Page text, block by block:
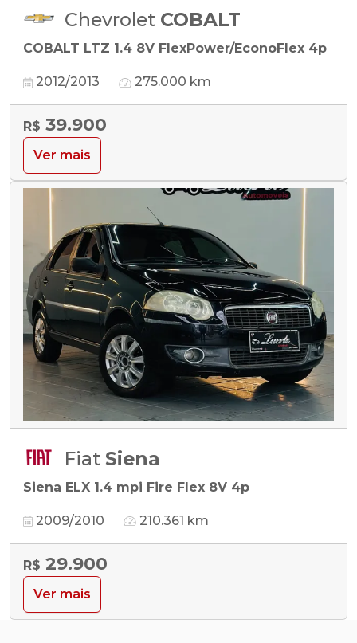
Chevrolet COBALT
COBALT LTZ 1.4 8V FlexPower/EconoFlex 4p
2012/2013 275.000 km
R$ 39.900
Ver mais
Fiat Siena
Siena ELX 1.4 mpi Fire Flex 8V 4p
2009/2010 210.361 km
R$ 29.900
Ver mais